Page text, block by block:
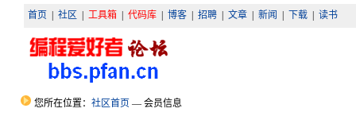
首页 社区 工具箱 代码库| 博客| 招聘| 文章| 新闻 下载| 读书
您所在位置： 社区首页 — 会员信息